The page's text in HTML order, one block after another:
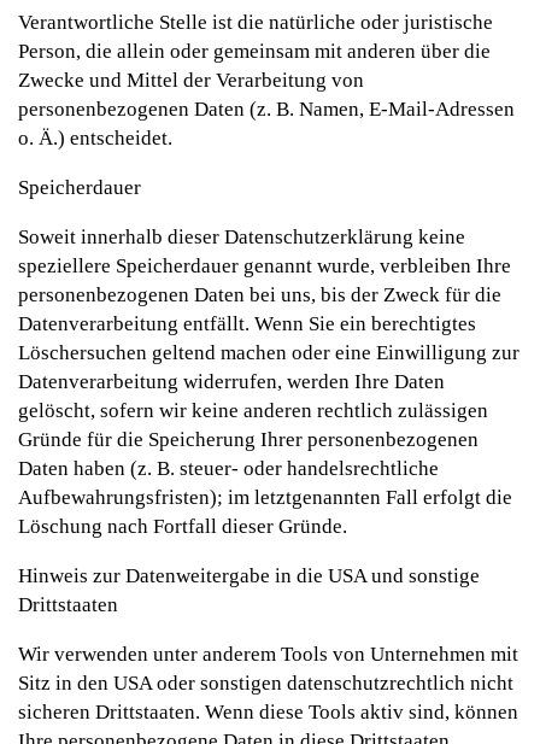
Verantwortliche Stelle ist die natürliche oder juristische
Person, die allein oder gemeinsam mit anderen über die
Zwecke und Mittel der Verarbeitung von
personenbezogenen Daten (z. B. Namen, E-Mail-Adressen
o. Ä.) entscheidet.
Speicherdauer
Soweit innerhalb dieser Datenschutzerklärung keine
speziellere Speicherdauer genannt wurde, verbleiben Ihre
personenbezogenen Daten bei uns, bis der Zweck für die
Datenverarbeitung entfällt. Wenn Sie ein berechtigtes
Löschersuchen geltend machen oder eine Einwilligung zur
Datenverarbeitung widerrufen, werden Ihre Daten
gelöscht, sofern wir keine anderen rechtlich zulässigen
Gründe für die Speicherung Ihrer personenbezogenen
Daten haben (z. B. steuer- oder handelsrechtliche
Aufbewahrungsfristen); im letztgenannten Fall erfolgt die
Löschung nach Fortfall dieser Gründe.
Hinweis zur Datenweitergabe in die USA und sonstige
Drittstaaten
Wir verwenden unter anderem Tools von Unternehmen mit
Sitz in den USA oder sonstigen datenschutzrechtlich nicht
sicheren Drittstaaten. Wenn diese Tools aktiv sind, können